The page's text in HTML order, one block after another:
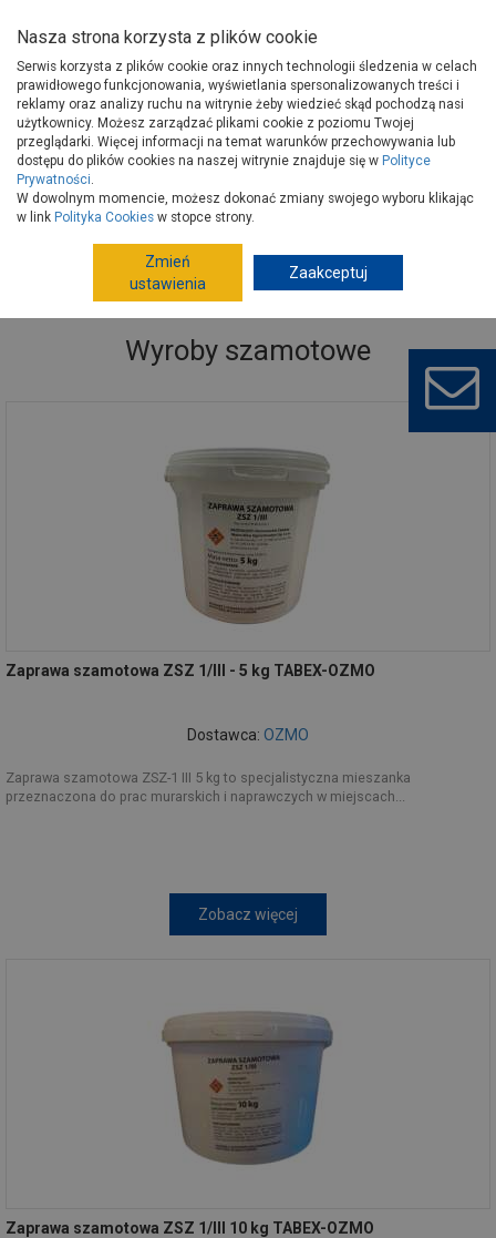
Strona główna Budowa i remont
Ściany, stropy, kominy
Systemy kominowe
Wyroby szamotowe
Wyroby szamotowe
Zaprawa szamotowa ZSZ 1/III - 5 kg TABEX-OZMO
Dostawca: OZMO
Zaprawa szamotowa ZSZ-1 III 5 kg to specjalistyczna mieszanka
przeznaczona do prac murarskich i naprawczych w miejscach...
Zobacz więcej
Zaprawa szamotowa ZSZ 1/III 10 kg TABEX-OZMO
Nasza strona korzysta z plików cookie
Serwis korzysta z plików cookie oraz innych technologii śledzenia w celach
prawidłowego funkcjonowania, wyświetlania spersonalizowanych treści i
reklamy oraz analizy ruchu na witrynie żeby wiedzieć skąd pochodzą nasi
użytkownicy. Możesz zarządzać plikami cookie z poziomu Twojej
przeglądarki. Więcej informacji na temat warunków przechowywania lub
dostępu do plików cookies na naszej witrynie znajduje się w Polityce
Prywatności.
W dowolnym momencie, możesz dokonać zmiany swojego wyboru klikając
w link Polityka Cookies w stopce strony.
Zmień
ustawienia
Zaakceptuj